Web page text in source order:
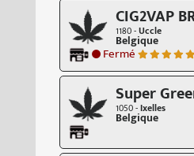
CIG2VAP
1180 -Uccle
Belgique
Fermé
Super
1050 -Ixelles
Belgique